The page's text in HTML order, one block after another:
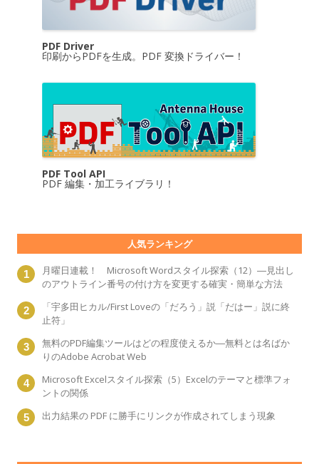
PDF Driver
印刷からPDFを生成。PDF 変換ドライバー！
PDF Tool API
PDF 編集・加工ライブラリ！
人気ランキング
月曜日連載！ Microsoft Wordスタイル探索（12）―見出し
のアウトライン番号の付け方を変更する確実・簡単な方法
「宇多田ヒカル/First Loveの「だろう」説「だはー」説に終
止符」
無料のPDF編集ツールはどの程度使えるか―無料とは名ばか
りのAdobe Acrobat Web
Microsoft Excelスタイル探索（5）Excelのテーマと標準フォ
ントの関係
出力結果の PDF に勝手にリンクが作成されてしまう現象